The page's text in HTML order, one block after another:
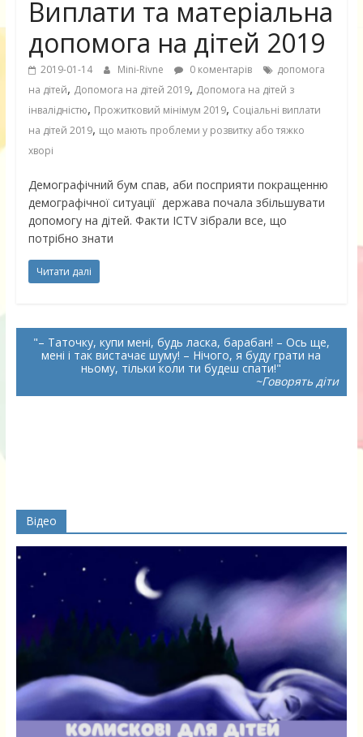
Виплати та матеріальна
допомога на дітей 2019
2019-01-14 Mini-Rivne 0 коментарів
допомога
на дітей, Допомога на дітей 2019, Допомога на дітей з
інвалідністю, Прожитковий мінімум 2019, Соціальні виплати
на дітей 2019, що мають проблеми у розвитку або тяжко
хворі
Демографічний бум спав, аби посприяти покращенню
демографічної ситуації держава почала збільшувати
допомогу на дітей. Факти ICTV зібрали все, що
потрібно знати
Читати далі
– Таточку, купи мені, будь ласка, барабан! – Ось ще,
мені і так вистачає шуму! – Нічого, я буду грати на
ньому, тільки коли ти будеш спати!
~Говорять діти
Відео